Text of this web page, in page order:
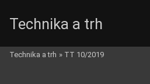
Technika a trh
Technika a trh » TT 10/2019